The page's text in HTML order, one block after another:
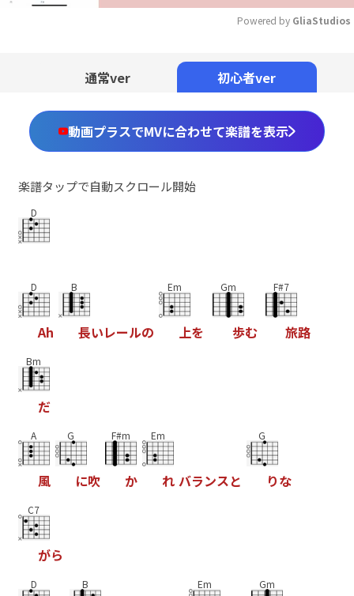
Powered by GliaStudios
通常ver 初心者ver
動画プラスでMVに合わせて楽譜を表示
楽譜タップで自動スクロール開始
D
D
Ah
B
長いレールの
Em
上を
Gm
歩む
F#7
旅路
Bm
だ
A
風
G
に吹
F#m
か
Em
れ バランスと
G
りな
C7
がら
D B Em Gm